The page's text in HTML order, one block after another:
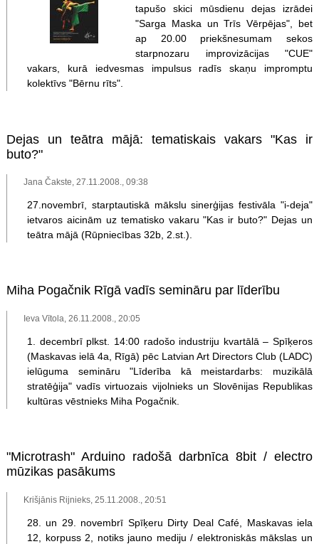
tapušo skici mūsdienu dejas izrādei
"Sarga Maska un Trīs Vērpējas", bet
ap 20.00 priekšnesumam sekos
starpnozaru improvizācijas "CUE"
vakars, kurā iedvesmas impulsus radīs skaņu impromptu
kolektīvs "Bērnu rīts".
Dejas un teātra mājā: tematiskais vakars "Kas ir
buto?"
Jana Čakste, 27.11.2008., 09:38
27.novembrī, starptautiskā mākslu sinerģijas festivāla "i-deja"
ietvaros aicinām uz tematisko vakaru "Kas ir buto?" Dejas un
teātra mājā (Rūpniecības 32b, 2.st.).
Miha Pogačnik Rīgā vadīs semināru par līderību
Ieva Vītola, 26.11.2008., 20:05
1. decembrī plkst. 14:00 radošo industriju kvartālā – Spīķeros
(Maskavas ielā 4a, Rīgā) pēc Latvian Art Directors Club (LADC)
ielūguma semināru "Līderība kā meistardarbs: muzikālā
stratēģija" vadīs virtuozais vijolnieks un Slovēnijas Republikas
kultūras vēstnieks Miha Pogačnik.
"Microtrash" Arduino radošā darbnīca 8bit / electro
mūzikas pasākums
Krišjānis Rijnieks, 25.11.2008., 20:51
28. un 29. novembrī Spīķeru Dirty Deal Café, Maskavas iela
12, korpuss 2, notiks jauno mediju / elektroniskās mākslas un